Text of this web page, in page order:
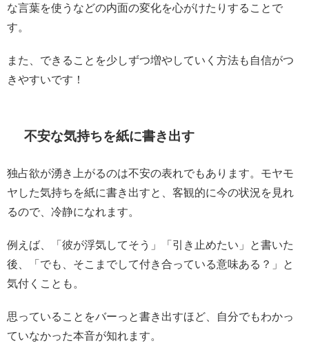
な言葉を使うなどの内面の変化を心がけたりすることで
す。
また、できることを少しずつ増やしていく方法も自信がつ
きやすいです！
不安な気持ちを紙に書き出す
独占欲が湧き上がるのは不安の表れでもあります。モヤモ
ヤした気持ちを紙に書き出すと、客観的に今の状況を見れ
るので、冷静になれます。
例えば、「彼が浮気してそう」「引き止めたい」と書いた
後、「でも、そこまでして付き合っている意味ある？」と
気付くことも。
思っていることをバーっと書き出すほど、自分でもわかっ
ていなかった本音が知れます。